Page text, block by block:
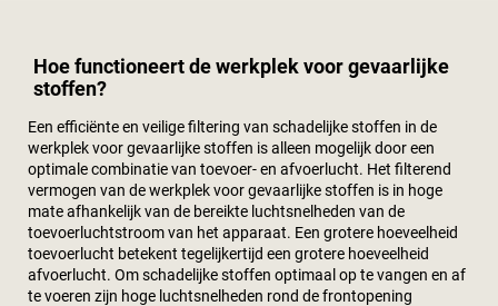
Hoe functioneert de werkplek voor gevaarlijke
stoffen?
Een efficiënte en veilige filtering van schadelijke stoffen in de
werkplek voor gevaarlijke stoffen is alleen mogelijk door een
optimale combinatie van toevoer- en afvoerlucht. Het filterend
vermogen van de werkplek voor gevaarlijke stoffen is in hoge
mate afhankelijk van de bereikte luchtsnelheden van de
toevoerluchtstroom van het apparaat. Een grotere hoeveelheid
toevoerlucht betekent tegelijkertijd een grotere hoeveelheid
afvoerlucht. Om schadelijke stoffen optimaal op te vangen en af
te voeren zijn hoge luchtsnelheden rond de frontopening